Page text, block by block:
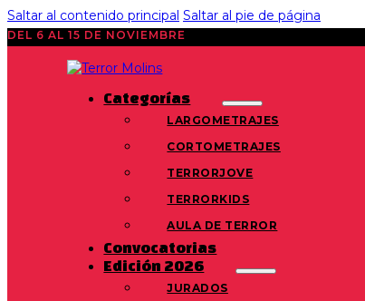
Saltar al contenido principal Saltar al pie de página
DEL 6 AL 15 DE NOVIEMBRE
Categorías
LARGOMETRAJES
CORTOMETRAJES
TERRORJOVE
TERRORKIDS
AULA DE TERROR
Convocatorias
Edición 2026
JURADOS